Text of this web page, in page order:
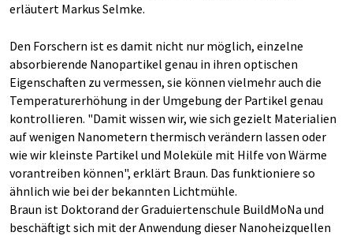
erläutert Markus Selmke.
Den Forschern ist es damit nicht nur möglich, einzelne
absorbierende Nanopartikel genau in ihren optischen
Eigenschaften zu vermessen, sie können vielmehr auch die
Temperaturerhöhung in der Umgebung der Partikel genau
kontrollieren. "Damit wissen wir, wie sich gezielt Materialien
auf wenigen Nanometern thermisch verändern lassen oder
wie wir kleinste Partikel und Moleküle mit Hilfe von Wärme
vorantreiben können", erklärt Braun. Das funktioniere so
ähnlich wie bei der bekannten Lichtmühle.
Braun ist Doktorand der Graduiertenschule BuildMoNa und
beschäftigt sich mit der Anwendung dieser Nanoheizquellen